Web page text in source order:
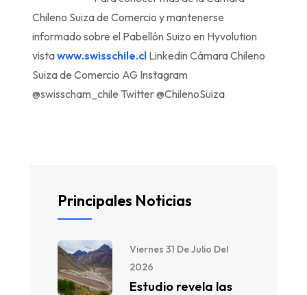
Chileno Suiza de Comercio y mantenerse
informado sobre el Pabellón Suizo en Hyvolution
vistawww.swisschile.cl Linkedin Cámara Chileno
Suiza de Comercio AG Instagram
@swisscham_chile Twitter @ChilenoSuiza
Principales Noticias
Viernes 31 De Julio Del
2026
Estudio revela las